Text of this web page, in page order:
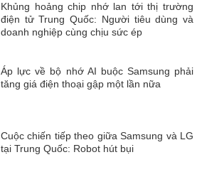
Khủng hoảng chip nhớ lan tới thị trường
điện tử Trung Quốc: Người tiêu dùng và
doanh nghiệp cùng chịu sức ép
Áp lực về bộ nhớ AI buộc Samsung phải
tăng giá điện thoại gập một lần nữa
Cuộc chiến tiếp theo giữa Samsung và LG
tại Trung Quốc: Robot hút bụi